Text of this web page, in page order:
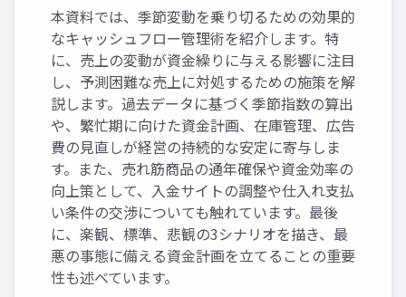
本資料では、季節変動を乗り切るための効果的
なキャッシュフロー管理術を紹介します。特
に、売上の変動が資金繰りに与える影響に注目
し、予測困難な売上に対処するための施策を解
説します。過去データに基づく季節指数の算出
や、繁忙期に向けた資金計画、在庫管理、広告
費の見直しが経営の持続的な安定に寄与しま
す。また、売れ筋商品の通年確保や資金効率の
向上策として、入金サイトの調整や仕入れ支払
い条件の交渉についても触れています。最後
に、楽観、標準、悲観の3シナリオを描き、最
悪の事態に備える資金計画を立てることの重要
性も述べています。